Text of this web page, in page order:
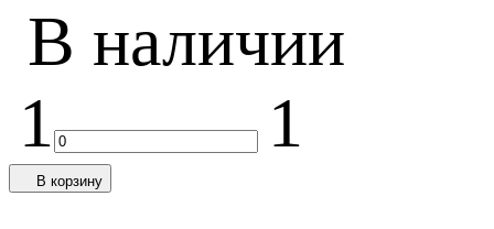
В наличии
1
1
В корзину